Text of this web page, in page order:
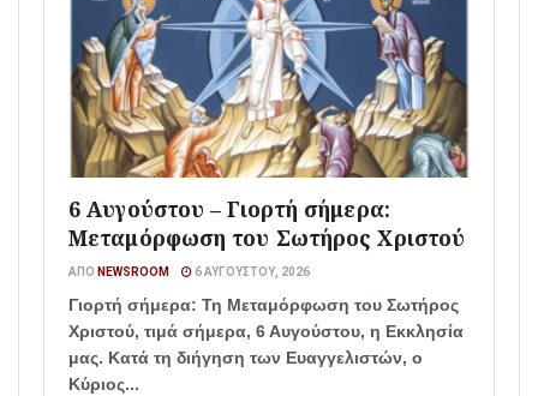
6 Αυγούστου – Γιορτή σήμερα:
Μεταμόρφωση του Σωτήρος Χριστού
ΑΠΌ NEWSROOM 6 ΑΥΓΟΎΣΤΟΥ, 2026
Γιορτή σήμερα: Τη Μεταμόρφωση του Σωτήρος
Χριστού, τιμά σήμερα, 6 Αυγούστου, η Εκκλησία
μας. Κατά τη διήγηση των Ευαγγελιστών, ο
Κύριος...